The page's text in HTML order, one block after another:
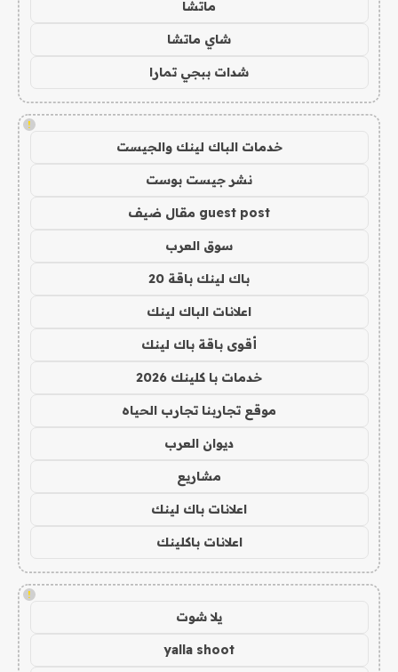
ماتشا
شاي ماتشا
شدات ببجي تمارا
!
خدمات الباك لينك والجيست
نشر جيست بوست
guest post مقال ضيف
سوق العرب
باك لينك باقة 20
اعلانات الباك لينك
أقوى باقة باك لينك
خدمات با كلينك 2026
موقع تجاربنا تجارب الحياه
ديوان العرب
مشاريع
اعلانات باك لينك
اعلانات باكلينك
!
يلا شوت
yalla shoot